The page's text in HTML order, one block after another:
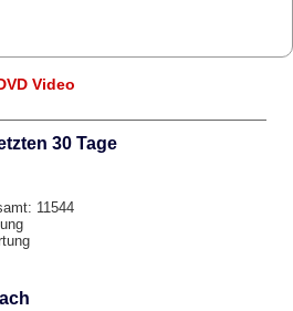
Video
30 Tage
11544